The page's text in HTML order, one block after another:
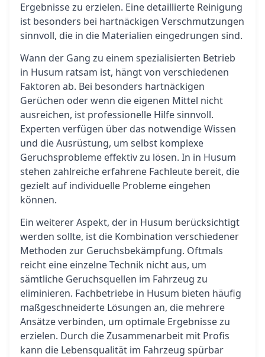
Ergebnisse zu erzielen. Eine detaillierte Reinigung
ist besonders bei hartnäckigen Verschmutzungen
sinnvoll, die in die Materialien eingedrungen sind.
Wann der Gang zu einem spezialisierten Betrieb
in Husum ratsam ist, hängt von verschiedenen
Faktoren ab. Bei besonders hartnäckigen
Gerüchen oder wenn die eigenen Mittel nicht
ausreichen, ist professionelle Hilfe sinnvoll.
Experten verfügen über das notwendige Wissen
und die Ausrüstung, um selbst komplexe
Geruchsprobleme effektiv zu lösen. In in Husum
stehen zahlreiche erfahrene Fachleute bereit, die
gezielt auf individuelle Probleme eingehen
können.
Ein weiterer Aspekt, der in Husum berücksichtigt
werden sollte, ist die Kombination verschiedener
Methoden zur Geruchsbekämpfung. Oftmals
reicht eine einzelne Technik nicht aus, um
sämtliche Geruchsquellen im Fahrzeug zu
eliminieren. Fachbetriebe in Husum bieten häufig
maßgeschneiderte Lösungen an, die mehrere
Ansätze verbinden, um optimale Ergebnisse zu
erzielen. Durch die Zusammenarbeit mit Profis
kann die Lebensqualität im Fahrzeug spürbar